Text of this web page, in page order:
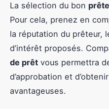
La sélection du bon
Pour cela, prenez en
la réputation du prêteur,
d’intérêt proposés.
de prêt vous permettra
d’approbation et
avantageuses.